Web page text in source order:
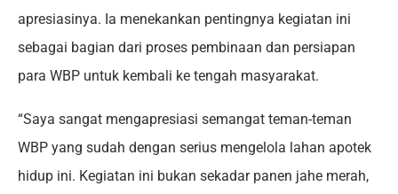
apresiasinya. Ia menekankan pentingnya kegiatan ini
sebagai bagian dari proses pembinaan dan persiapan
para WBP untuk kembali ke tengah masyarakat.
“Saya sangat mengapresiasi semangat teman-teman
WBP yang sudah dengan serius mengelola lahan apotek
hidup ini. Kegiatan ini bukan sekadar panen jahe merah,